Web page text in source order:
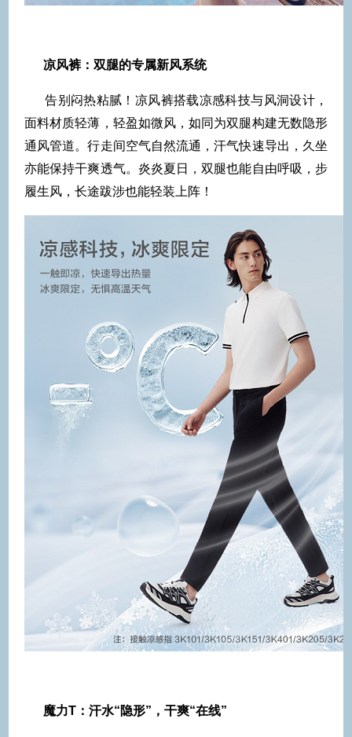
凉风裤：双腿的专属新风系统
告别闷热粘腻！凉风裤搭载凉感科技与风洞设计，
面料材质轻薄，轻盈如微风，如同为双腿构建无数隐形
通风管道。行走间空气自然流通，汗气快速导出，久坐
亦能保持干爽透气。炎炎夏日，双腿也能自由呼吸，步
履生风，长途跋涉也能轻装上阵！
魔力T：汗水“隐形”，干爽“在线”